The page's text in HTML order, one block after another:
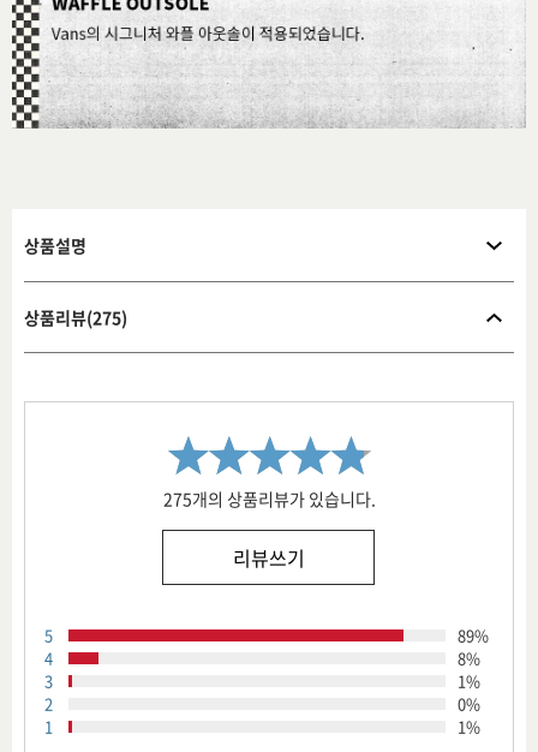
상품설명
상품리뷰(275)
275개의 상품리뷰가 있습니다.
리뷰쓰기
5
89%
4
8%
3
1%
2
0%
1
1%